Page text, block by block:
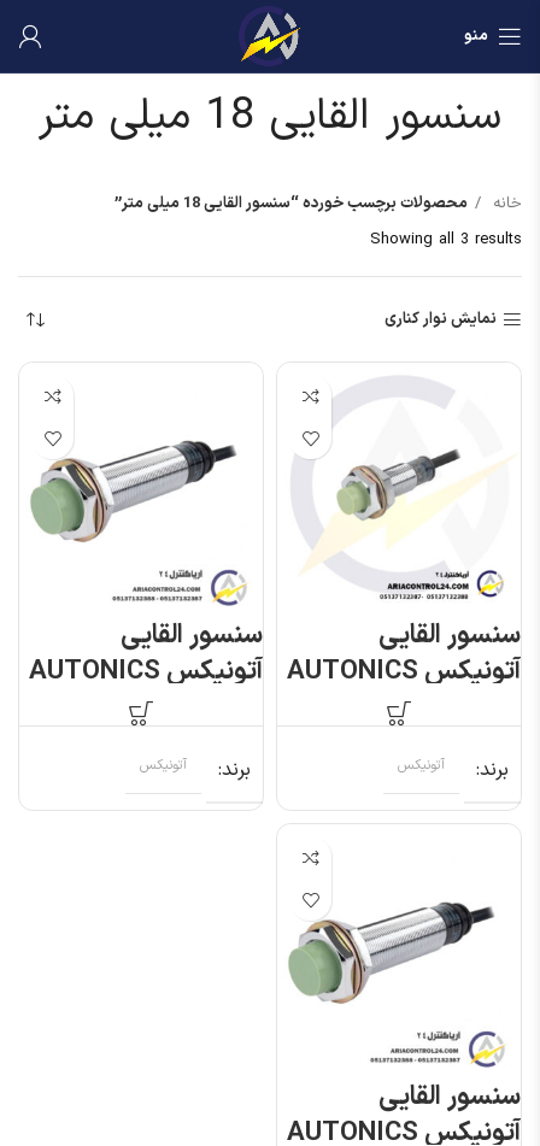
منو
سنسور القایی 18 میلی متر
خانه
محصولات برچسب خورده “سنسور القایی 18 میلی متر”
Showing all 3 results
نمایش نوار کناری
سنسور القایی
آتونیکس AUTONICS
PRL18-8AO
برند آتونیکس
سنسور القایی
آتونیکس AUTONICS
PRL18-8DN
برند آتونیکس
سنسور القایی
آتونیکس AUTONICS